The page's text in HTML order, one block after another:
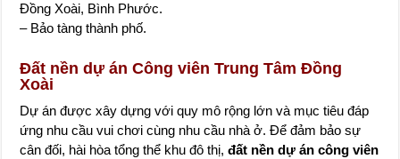
Đồng Xoài, Bình Phước.
– Bảo tàng thành phố.
Đất nền dự án Công viên Trung Tâm Đồng
Xoài
Dự án được xây dựng với quy mô rộng lớn và mục tiêu đáp
ứng nhu cầu vui chơi cùng nhu cầu nhà ở. Để đảm bảo sự
cân đối, hài hòa tổng thể khu đô thị,đất nền dự án công viên